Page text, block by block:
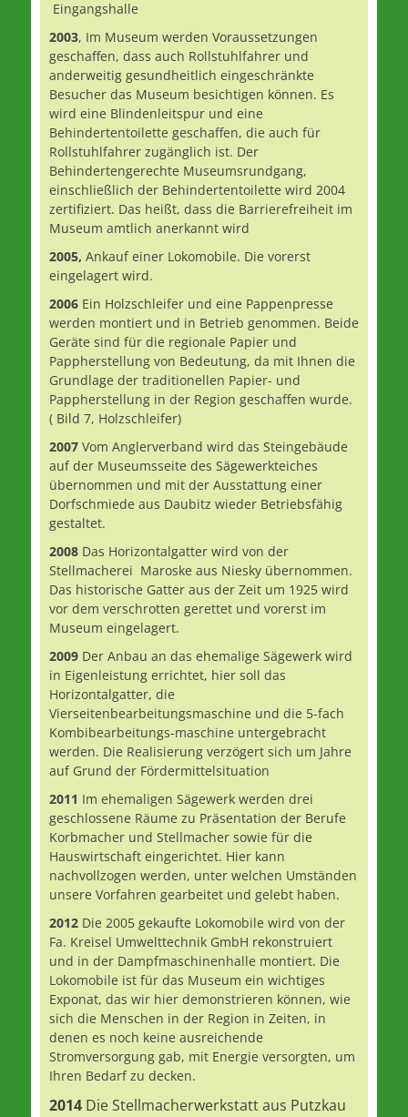
Eingangshalle
2003, Im Museum werden Voraussetzungen
geschaffen, dass auch Rollstuhlfahrer und
anderweitig gesundheitlich eingeschränkte
Besucher das Museum besichtigen können. Es
wird eine Blindenleitspur und eine
Behindertentoilette geschaffen, die auch für
Rollstuhlfahrer zugänglich ist. Der
Behindertengerechte Museumsrundgang,
einschließlich der Behindertentoilette wird 2004
zertifiziert. Das heißt, dass die Barrierefreiheit im
Museum amtlich anerkannt wird
2005, Ankauf einer Lokomobile. Die vorerst
eingelagert wird.
2006 Ein Holzschleifer und eine Pappenpresse
werden montiert und in Betrieb genommen. Beide
Geräte sind für die regionale Papier und
Pappherstellung von Bedeutung, da mit Ihnen die
Grundlage der traditionellen Papier- und
Pappherstellung in der Region geschaffen wurde.
( Bild 7, Holzschleifer)
2007 Vom Anglerverband wird das Steingebäude
auf der Museumsseite des Sägewerkteiches
übernommen und mit der Ausstattung einer
Dorfschmiede aus Daubitz wieder Betriebsfähig
gestaltet.
2008 Das Horizontalgatter wird von der
Stellmacherei Maroske aus Niesky übernommen.
Das historische Gatter aus der Zeit um 1925 wird
vor dem verschrotten gerettet und vorerst im
Museum eingelagert.
2009 Der Anbau an das ehemalige Sägewerk wird
in Eigenleistung errichtet, hier soll das
Horizontalgatter, die
Vierseitenbearbeitungsmaschine und die 5-fach
Kombibearbeitungs-maschine untergebracht
werden. Die Realisierung verzögert sich um Jahre
auf Grund der Fördermittelsituation
2011 Im ehemaligen Sägewerk werden drei
geschlossene Räume zu Präsentation der Berufe
Korbmacher und Stellmacher sowie für die
Hauswirtschaft eingerichtet. Hier kann
nachvollzogen werden, unter welchen Umständen
unsere Vorfahren gearbeitet und gelebt haben.
2012 Die 2005 gekaufte Lokomobile wird von der
Fa. Kreisel Umwelttechnik GmbH rekonstruiert
und in der Dampfmaschinenhalle montiert. Die
Lokomobile ist für das Museum ein wichtiges
Exponat, das wir hier demonstrieren können, wie
sich die Menschen in der Region in Zeiten, in
denen es noch keine ausreichende
Stromversorgung gab, mit Energie versorgten, um
Ihren Bedarf zu decken.
2014 Die Stellmacherwerkstatt aus Putzkau